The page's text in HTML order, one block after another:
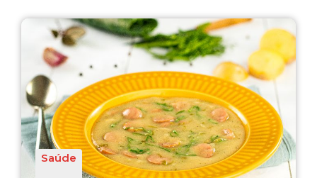
Saúde